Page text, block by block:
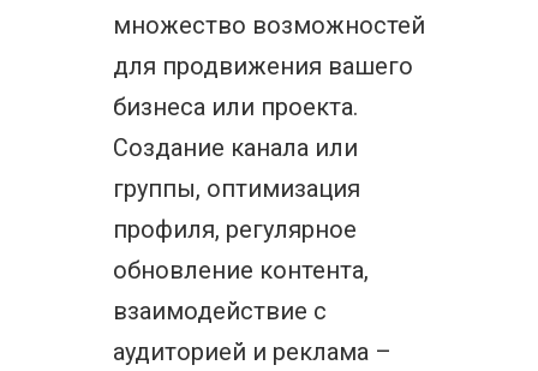
множество возможностей
для продвижения вашего
бизнеса или проекта.
Создание канала или
группы, оптимизация
профиля, регулярное
обновление контента,
взаимодействие с
аудиторией и реклама –